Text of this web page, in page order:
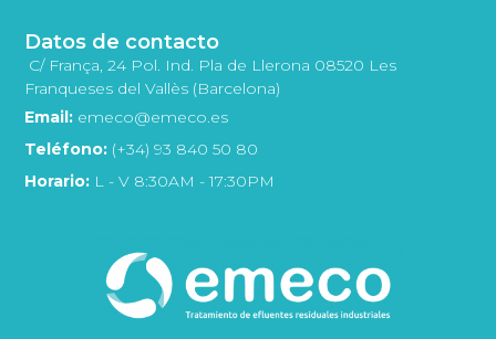
Datos de contacto
C/ França, 24 Pol. Ind. Pla de Llerona 08520 Les
Franqueses del Vallès (Barcelona)
Email: emeco@emeco.es
Teléfono: (+34) 93 840 50 80
Horario: L - V 8:30AM - 17:30PM